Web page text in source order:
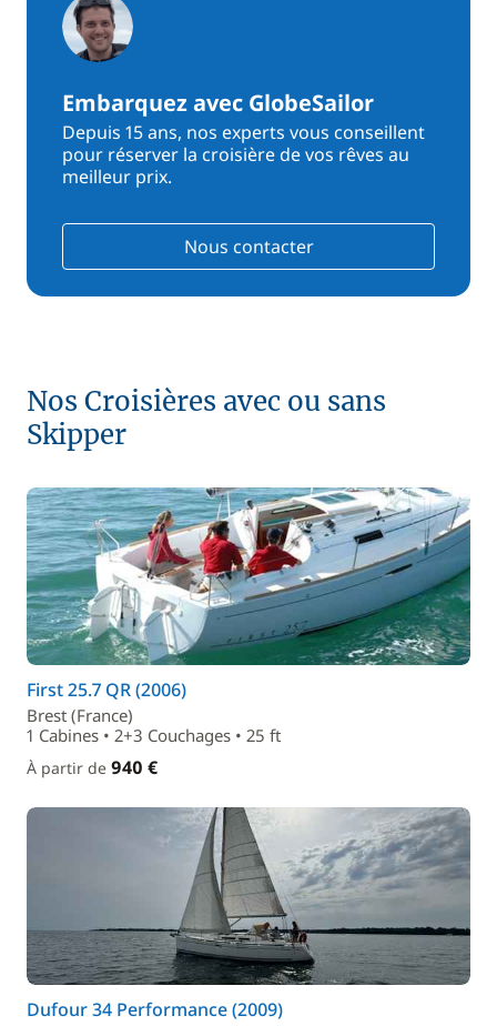
Embarquez avec GlobeSailor
Depuis 15 ans, nos experts vous conseillent
pour réserver la croisière de vos rêves au
meilleur prix.
Nous contacter
Nos Croisières avec ou sans
Skipper
First 25.7 QR (2006)
Brest (France)
1 Cabines • 2+3 Couchages • 25 ft
À partir de 940 €
Dufour 34 Performance (2009)